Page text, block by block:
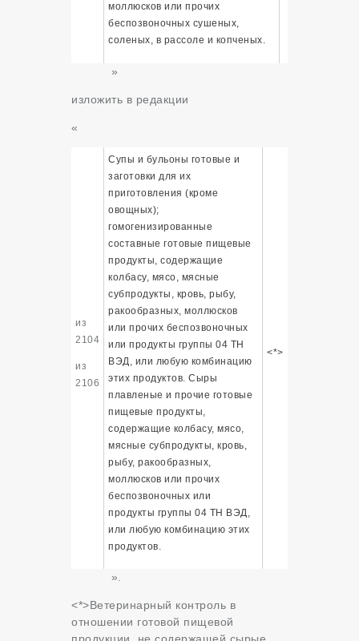
моллюсков или прочих
беспозвоночных сушеных,
соленых, в рассоле и копченых.
»
изложить в редакции
«
из
2104
из
2106
Супы и бульоны готовые и
заготовки для их
приготовления (кроме
овощных);
гомогенизированные
составные готовые пищевые
продукты, содержащие
колбасу, мясо, мясные
субпродукты, кровь, рыбу,
ракообразных, моллюсков
или прочих беспозвоночных
или продукты группы 04 ТН
ВЭД, или любую комбинацию
этих продуктов. Сыры
плавленые и прочие готовые
пищевые продукты,
содержащие колбасу, мясо,
мясные субпродукты, кровь,
рыбу, ракообразных,
моллюсков или прочих
беспозвоночных или
продукты группы 04 ТН ВЭД,
или любую комбинацию этих
продуктов.
<*>
».
<*>Ветеринарный контроль в
отношении готовой пищевой
продукции, не содержащей сырые